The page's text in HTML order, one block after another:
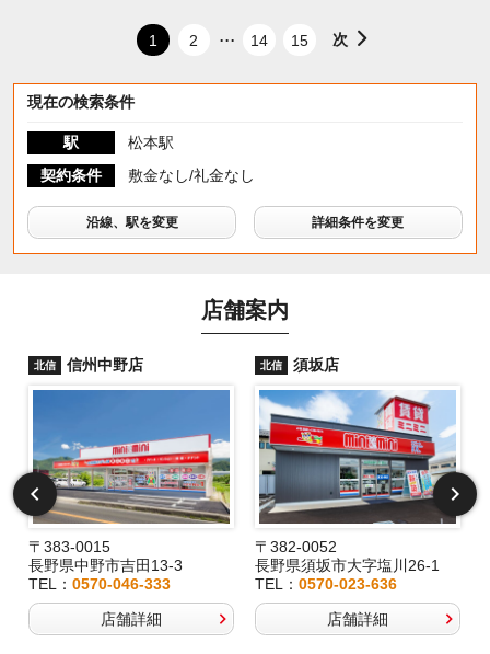
1 2 ... 14 15 次
現在の検索条件
駅
松本駅
契約条件
敷金なし/礼金なし
沿線、駅を変更 詳細条件を変更
店舗案内
北信 信州中野店
〒383-0015
長野県中野市吉田13-3
TEL： 0570-046-333
店舗詳細
北信 須坂店
〒382-0052
長野県須坂市大字塩川26-1
TEL：0570-023-636
店舗詳細